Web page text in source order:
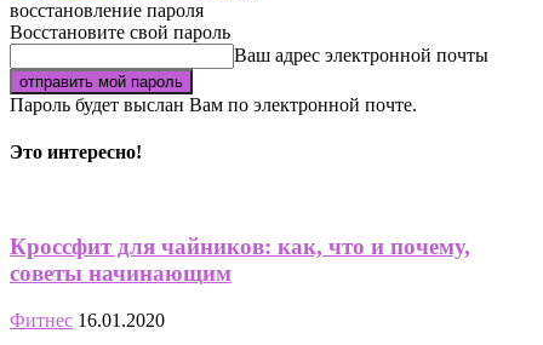
восстановление пароля
Восстановите свой пароль
Ваш адрес электронной почты
Пароль будет выслан Вам по электронной почте.
Это интересно!
Кроссфит для чайников: как, что и почему,
советы начинающим
Фитнес 16.01.2020